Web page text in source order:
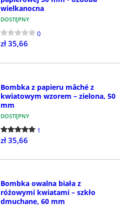
wielkanocna
DOSTĘPNY
0
zł 35,66
Bombka z papieru mâché z
kwiatowym wzorem – zielona, 50
mm
DOSTĘPNY
1
zł 35,66
Bombka owalna biała z
różowymi kwiatami – szkło
dmuchane, 60 mm